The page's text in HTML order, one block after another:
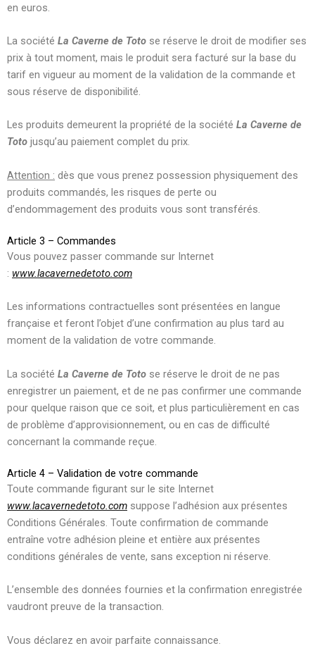
en euros.
La société La Caverne de Toto se réserve le droit de modifier ses
prix à tout moment, mais le produit sera facturé sur la base du
tarif en vigueur au moment de la validation de la commande et
sous réserve de disponibilité.
Les produits demeurent la propriété de la société La Caverne de
Toto jusqu’au paiement complet du prix.
Attention : dès que vous prenez possession physiquement des
produits commandés, les risques de perte ou
d’endommagement des produits vous sont transférés.
Article 3 – Commandes
Vous pouvez passer commande sur Internet
: www.lacavernedetoto.com
Les informations contractuelles sont présentées en langue
française et feront l’objet d’une confirmation au plus tard au
moment de la validation de votre commande.
La société La Caverne de Toto se réserve le droit de ne pas
enregistrer un paiement, et de ne pas confirmer une commande
pour quelque raison que ce soit, et plus particulièrement en cas
de problème d’approvisionnement, ou en cas de difficulté
concernant la commande reçue.
Article 4 – Validation de votre commande
Toute commande figurant sur le site Internet
www.lacavernedetoto.com suppose l’adhésion aux présentes
Conditions Générales. Toute confirmation de commande
entraîne votre adhésion pleine et entière aux présentes
conditions générales de vente, sans exception ni réserve.
L’ensemble des données fournies et la confirmation enregistrée
vaudront preuve de la transaction.
Vous déclarez en avoir parfaite connaissance.